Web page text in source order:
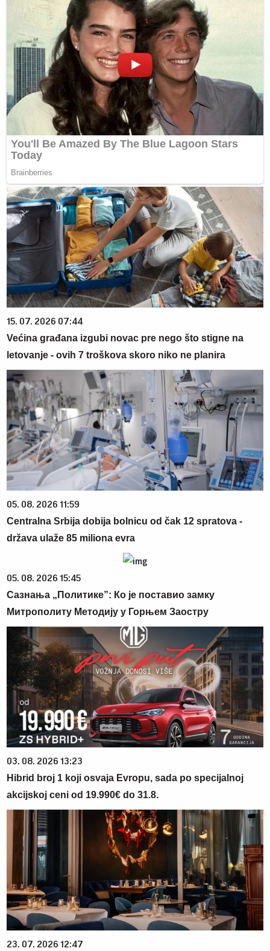
15. 07. 2026 07:44
Većina građana izgubi novac pre nego što stigne na
letovanje - ovih 7 troškova skoro niko ne planira
05. 08. 2026 11:59
Centralna Srbija dobija bolnicu od čak 12 spratova -
država ulaže 85 miliona evra
05. 08. 2026 15:45
Сазнања „Политике”: Ко је поставио замку
Митрополиту Методију у Горњем Заостру
03. 08. 2026 13:23
Hibrid broj 1 koji osvaja Evropu, sada po specijalnoj
akcijskoj ceni od 19.990€ do 31.8.
23. 07. 2026 12:47